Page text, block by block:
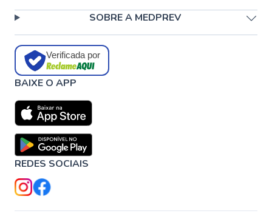
SOBRE A MEDPREV
Verificada por
BAIXE O APP
REDES SOCIAIS